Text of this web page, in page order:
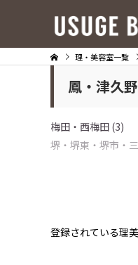
理・美容室一覧
鳳・津久
梅田・西梅田 (3)
堺・堺東・堺市・
登録されている理